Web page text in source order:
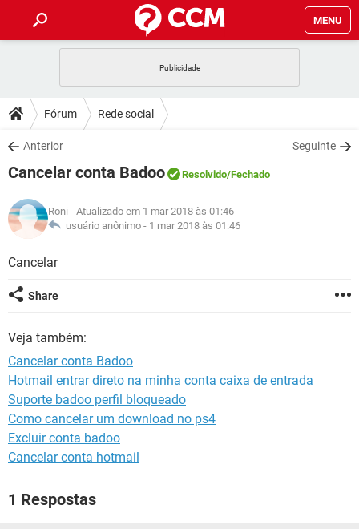
MENU
CELULAR
OUTLOOK
INSTAGRAM GMAIL
GUIA DE COMPRAS
DICAS
JOGOS
INSTAGRAM GMAIL
DOWNLOADS
JOGOS WHATSAPP
CELULAR
OUTLOOK EXCEL
INSTAGRAM
JOGOS WHATSAPP
OUTLOOK
INSTAGRAM
GLOSSÁRIO
JOGOS
INSTAGRAM
GUIA DE COMPRAS
Fórum Rede social
Anterior Seguinte
Cancelar conta Badoo Resolvido/Fechado
Roni - Atualizado em 1 mar 2018 às 01:46
usuário anônimo - 1 mar 2018 às 01:46
Cancelar
Share
Veja também:
Cancelar conta Badoo
Hotmail entrar direto na minha conta caixa de entrada
Suporte badoo perfil bloqueado
Como cancelar um download no ps4
Excluir conta badoo
Cancelar conta hotmail
1 Respostas